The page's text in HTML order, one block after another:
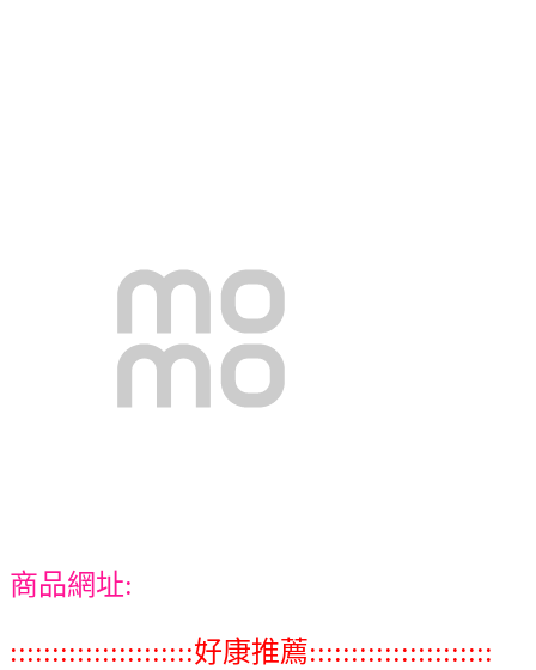
商品網址:
::::::::::::::::::::::好康推薦::::::::::::::::::::::